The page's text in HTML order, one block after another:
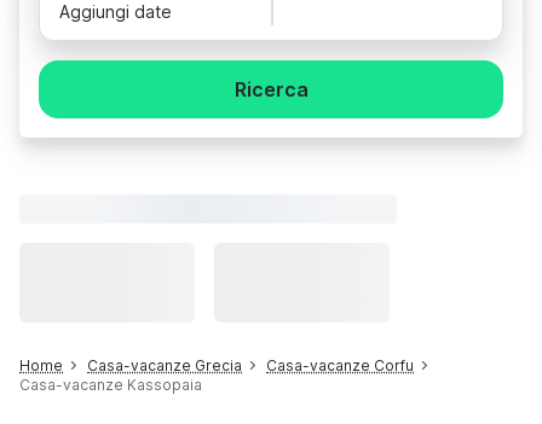
Aggiungi date
Ricerca
Home Casa-vacanze Grecia
Casa-vacanze Corfu
Casa-vacanze Kassopaia